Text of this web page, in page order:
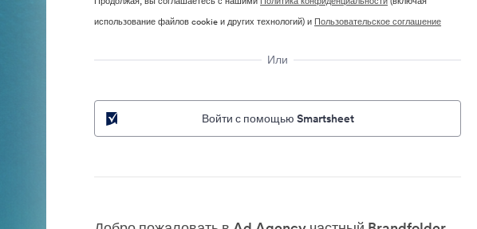
использование файлов cookie и других технологий) и Пользовательское соглашение
Или
Войти с помощью Smartsheet